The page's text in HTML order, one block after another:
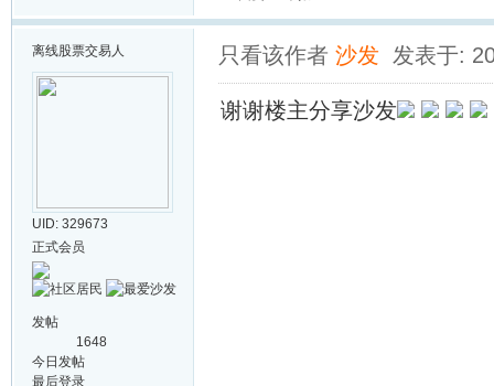
离线股票交易人
UID: 329673
正式会员
发帖
1648
今日发帖
最后登录
只看该作者 沙发 发表于:
谢谢楼主分享沙发